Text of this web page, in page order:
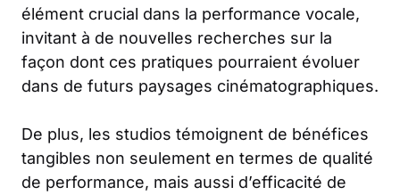
élément crucial dans la performance vocale,
invitant à de nouvelles recherches sur la
façon dont ces pratiques pourraient évoluer
dans de futurs paysages cinématographiques.
De plus, les studios témoignent de bénéfices
tangibles non seulement en termes de qualité
de performance, mais aussi d’efficacité de